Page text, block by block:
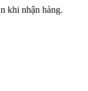
khi nhận hàng.